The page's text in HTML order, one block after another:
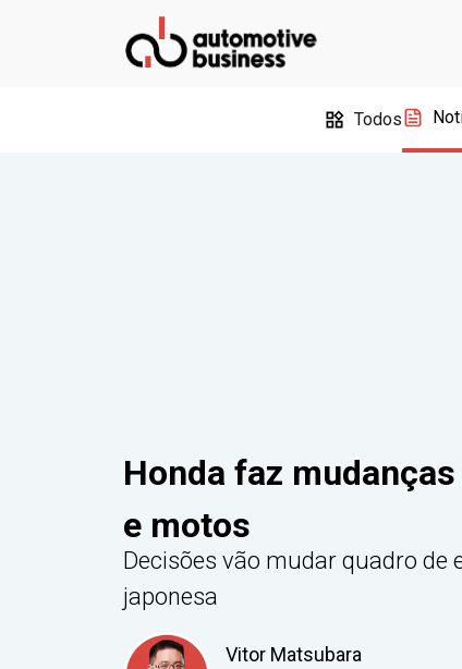
Todos
Honda faz
e motos
Decisões vão mudar quadro
japonesa
Vitor Matsubara